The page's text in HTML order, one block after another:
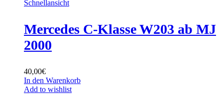
Schnellansicht
Mercedes C-Klasse W203 ab MJ
2000
40,00€
In den Warenkorb
Add to wishlist